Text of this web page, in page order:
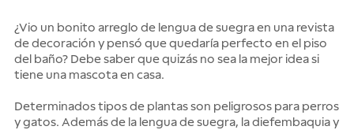
¿Vio un bonito arreglo de lengua de suegra en una revista
de decoración y pensó que quedaría perfecto en el piso
del baño? Debe saber que quizás no sea la mejor idea si
tiene una mascota en casa.
Determinados tipos de plantas son peligrosos para perros
y gatos. Además de la lengua de suegra, la diefembaquia y